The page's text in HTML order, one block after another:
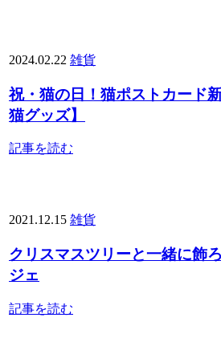
2024.02.22 雑貨
祝・猫の日！猫ポストカード
猫グッズ】
記事を読む
2021.12.15 雑貨
クリスマスツリーと一緒に飾
ジェ
記事を読む